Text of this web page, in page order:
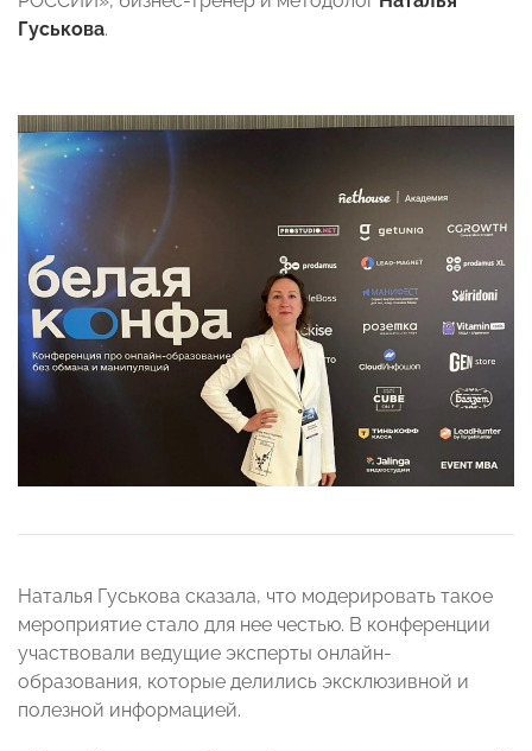
Гуськова.
Наталья Гуськова сказала, что модерировать такое
мероприятие стало для нее честью. В конференции
участвовали ведущие эксперты онлайн-
образования, которые делились эксклюзивной и
полезной информацией.